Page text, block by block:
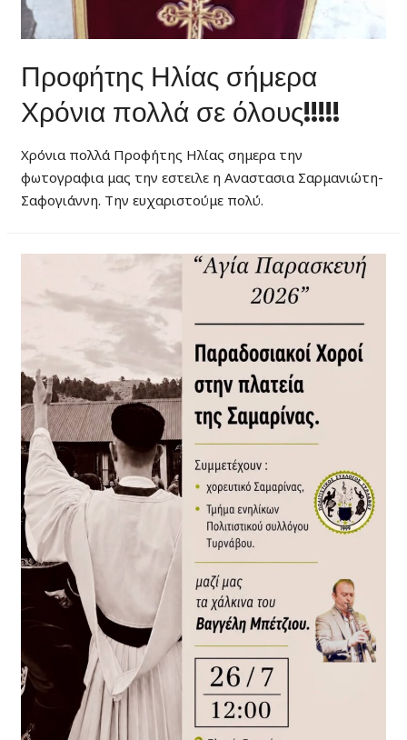
Προφήτης Ηλίας σήμερα
Χρόνια πολλά σε όλους!!!!!
Χρόνια πολλά Προφήτης Ηλίας σημερα την
φωτογραφια μας την εστειλε η Αναστασια Σαρμανιώτη-
Σαφογιάννη. Την ευχαριστούμε πολύ.